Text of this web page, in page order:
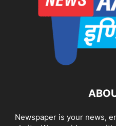
Newspaper is your news,